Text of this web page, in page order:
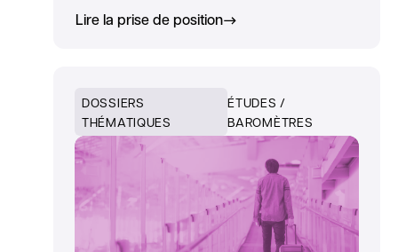
Lire la prise de position
DOSSIERS
THÉMATIQUES
ÉTUDES /
BAROMÈTRES